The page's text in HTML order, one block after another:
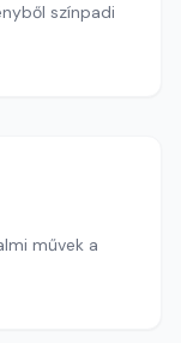
színpadi
művek a